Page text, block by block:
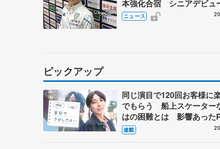
本強化合宿 シニアデビュ
田麻央らも
ニュース
ピックアップ
同じ演目で120回お客様に
でもらう 船上スケーター
はの困難とは 影響あった
キャプテン松永さんの存在
連載